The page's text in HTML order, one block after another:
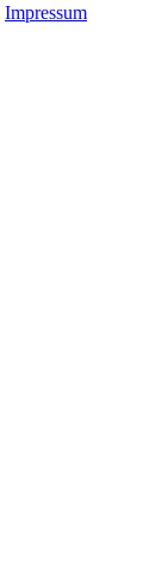
Impressum